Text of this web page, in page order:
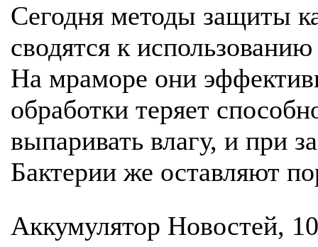
Сегодня методы защиты
сводятся к
На мраморе они
обработки теряет
выпаривать влагу, и при
Бактерии же оставляют
Аккумулятор Новостей,